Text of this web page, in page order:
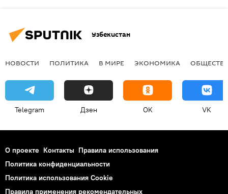
Узбекистан
НОВОСТИ ПОЛИТИКА В МИРЕ ЭКОНОМИКА
Telegram Дзен OK VK
О проекте Контакты Правила использования
Политика конфиденциальности
Политика использования Cookie
Правила применения рекомендательных